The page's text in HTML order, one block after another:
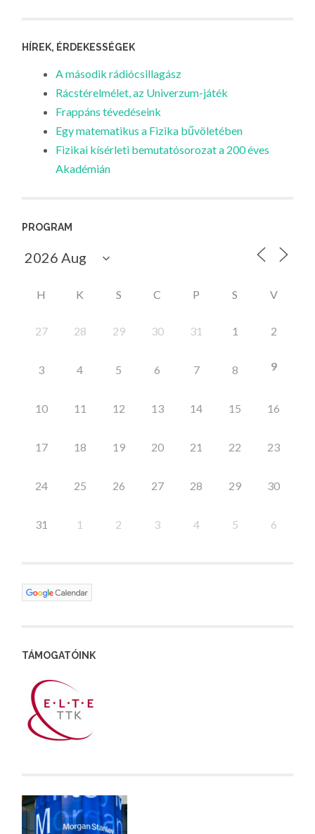
HÍREK, ÉRDEKESSÉGEK
A második rádiócsillagász
Rácstérelmélet, az Univerzum-játék
Frappáns tévedéseink
Egy matematikus a Fizika bűvöletében
Fizikai kísérleti bemutatósorozat a 200 éves
Akadémián
PROGRAM
H K S C P S V
27 28 29 30 31 1 2
3 4 5 6 7 8 9
10 11 12 13 14 15 16
17 18 19 20 21 22 23
24 25 26 27 28 29 30
31 1 2 3 4 5 6
TÁMOGATÓINK